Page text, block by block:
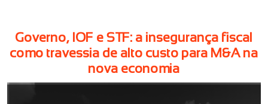
Governo, IOF e STF: a insegurança fiscal
como travessia de alto custo para M&A na
nova economia